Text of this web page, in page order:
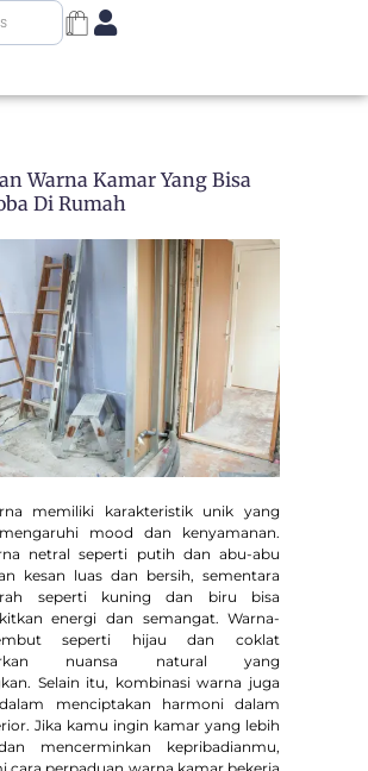
Warna Kamar Yang Bisa
Di Rumah
memiliki karakteristik unik yang
mood dan kenyamanan.
netral seperti putih dan abu-abu
kesan luas dan bersih, sementara
seperti kuning dan biru bisa
energi dan semangat. Warna-
seperti hijau dan coklat
nuansa natural yang
Selain itu, kombinasi warna juga
menciptakan harmoni dalam
Jika kamu ingin kamar yang lebih
mencerminkan kepribadianmu,